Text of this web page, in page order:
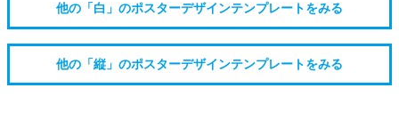
他の「白」のポスターデザインテンプレートをみる
他の「縦」のポスターデザインテンプレートをみる